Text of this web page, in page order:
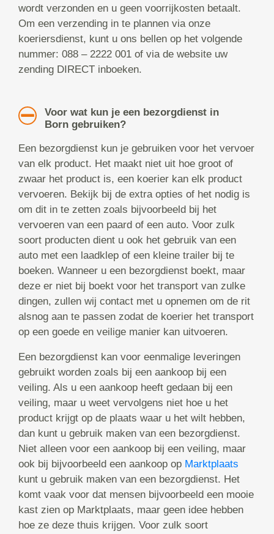
wordt verzonden en u geen voorrijkosten betaalt.
Om een verzending in te plannen via onze
koeriersdienst, kunt u ons bellen op het volgende
nummer: 088 – 2222 001 of via de website uw
zending DIRECT inboeken.
Voor wat kun je een bezorgdienst in
Born gebruiken?
Een bezorgdienst kun je gebruiken voor het vervoer
van elk product. Het maakt niet uit hoe groot of
zwaar het product is, een koerier kan elk product
vervoeren. Bekijk bij de extra opties of het nodig is
om dit in te zetten zoals bijvoorbeeld bij het
vervoeren van een paard of een auto. Voor zulk
soort producten dient u ook het gebruik van een
auto met een laadklep of een kleine trailer bij te
boeken. Wanneer u een bezorgdienst boekt, maar
deze er niet bij boekt voor het transport van zulke
dingen, zullen wij contact met u opnemen om de rit
alsnog aan te passen zodat de koerier het transport
op een goede en veilige manier kan uitvoeren.
Een bezorgdienst kan voor eenmalige leveringen
gebruikt worden zoals bij een aankoop bij een
veiling. Als u een aankoop heeft gedaan bij een
veiling, maar u weet vervolgens niet hoe u het
product krijgt op de plaats waar u het wilt hebben,
dan kunt u gebruik maken van een bezorgdienst.
Niet alleen voor een aankoop bij een veiling, maar
ook bij bijvoorbeeld een aankoop op Marktplaats
kunt u gebruik maken van een bezorgdienst. Het
komt vaak voor dat mensen bijvoorbeeld een mooie
kast zien op Marktplaats, maar geen idee hebben
hoe ze deze thuis krijgen. Voor zulk soort